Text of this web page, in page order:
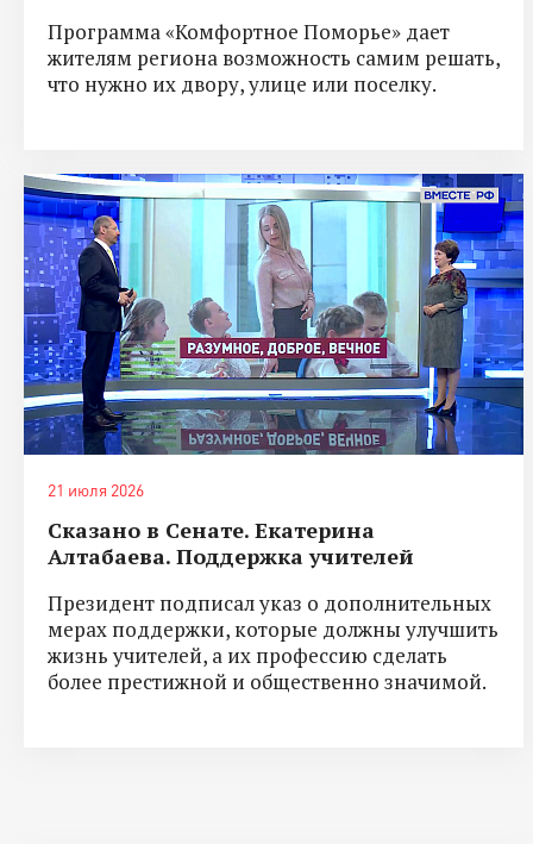
Программа «Комфортное Поморье» дает
жителям региона возможность самим решать,
что нужно их двору, улице или поселку.
21 июля 2026
Сказано в Сенате. Екатерина
Алтабаева. Поддержка учителей
Президент подписал указ о дополнительных
мерах поддержки, которые должны улучшить
жизнь учителей, а их профессию сделать
более престижной и общественно значимой.